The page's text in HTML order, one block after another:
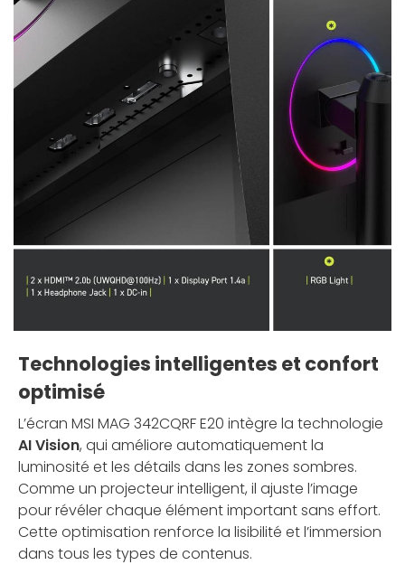
Technologies intelligentes et confort
optimisé
L’écran MSI MAG 342CQRF E20 intègre la technologie
AI Vision, qui améliore automatiquement la
luminosité et les détails dans les zones sombres.
Comme un projecteur intelligent, il ajuste l’image
pour révéler chaque élément important sans effort.
Cette optimisation renforce la lisibilité et l’immersion
dans tous les types de contenus.